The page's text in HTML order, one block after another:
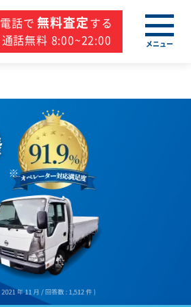
電話で 無料査定する
通話無料 8:00~22:00
メニュー